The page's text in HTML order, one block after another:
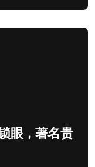
眼，著名贵